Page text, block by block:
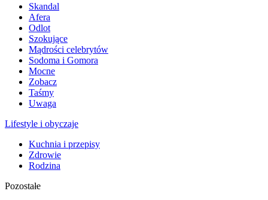
Skandal
Afera
Odlot
Szokujące
Mądrości celebrytów
Sodoma i Gomora
Mocne
Zobacz
Taśmy
Uwaga
Lifestyle i obyczaje
Kuchnia i przepisy
Zdrowie
Rodzina
Pozostałe